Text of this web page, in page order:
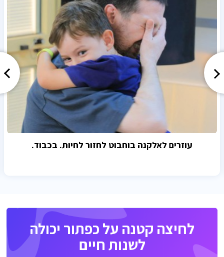
עוזרים לאלקנה בוחבוט לחזור לחיות. בכבוד.
לחיצה קטנה על כפתור יכולה
לשנות חיים